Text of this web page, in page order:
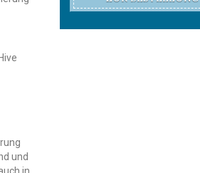
und
in